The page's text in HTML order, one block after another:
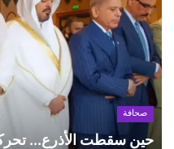
صحافة
حين سقطت الأذرع...